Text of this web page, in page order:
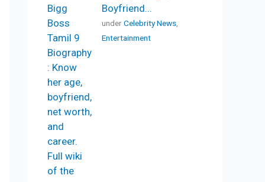
Boyfriend...
underCelebrity News
Entertainment